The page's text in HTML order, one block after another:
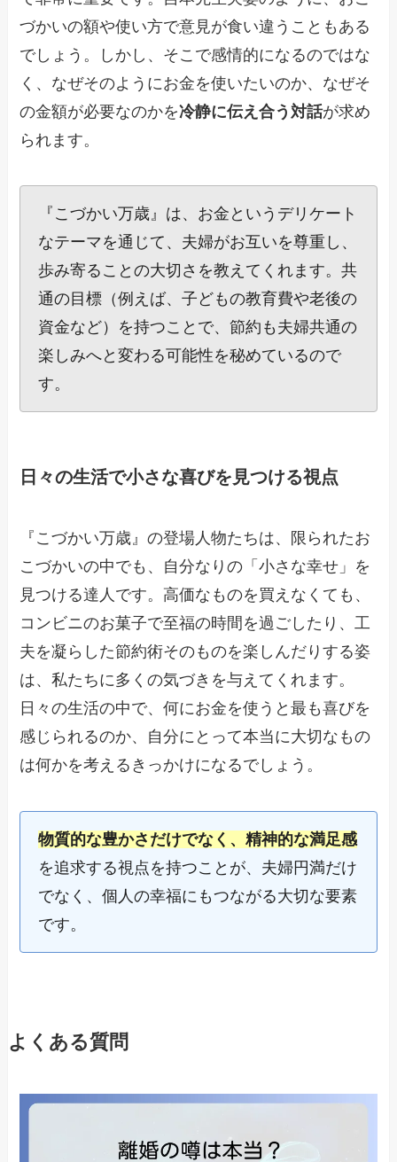
づかいの額や使い方で意見が食い違うこともある
でしょう。しかし、そこで感情的になるのではな
く、なぜそのようにお金を使いたいのか、なぜそ
の金額が必要なのかを冷静に伝え合う対話が求め
られます。
『こづかい万歳』は、お金というデリケート
なテーマを通じて、夫婦がお互いを尊重し、
歩み寄ることの大切さを教えてくれます。共
通の目標（例えば、子どもの教育費や老後の
資金など）を持つことで、節約も夫婦共通の
楽しみへと変わる可能性を秘めているので
す。
日々の生活で小さな喜びを見つける視点
『こづかい万歳』の登場人物たちは、限られたお
こづかいの中でも、自分なりの「小さな幸せ」を
見つける達人です。高価なものを買えなくても、
コンビニのお菓子で至福の時間を過ごしたり、工
夫を凝らした節約術そのものを楽しんだりする姿
は、私たちに多くの気づきを与えてくれます。
日々の生活の中で、何にお金を使うと最も喜びを
感じられるのか、自分にとって本当に大切なもの
は何かを考えるきっかけになるでしょう。
物質的な豊かさだけでなく、精神的な満足感
を追求する視点を持つことが、夫婦円満だけ
でなく、個人の幸福にもつながる大切な要素
です。
よくある質問